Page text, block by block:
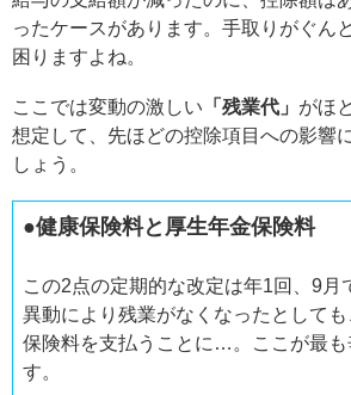
ったケースがあります。手取りがぐん
困りますよね。
ここでは変動の激しい 「残業代」 がほ
想定して、先ほどの控除項目への影響
しょう。
●健康保険料と厚生年金保険料
この2点の定期的な改定は年1回、9月
異動により残業がなくなったとして
保険料を支払うことに…。ここが最
す。